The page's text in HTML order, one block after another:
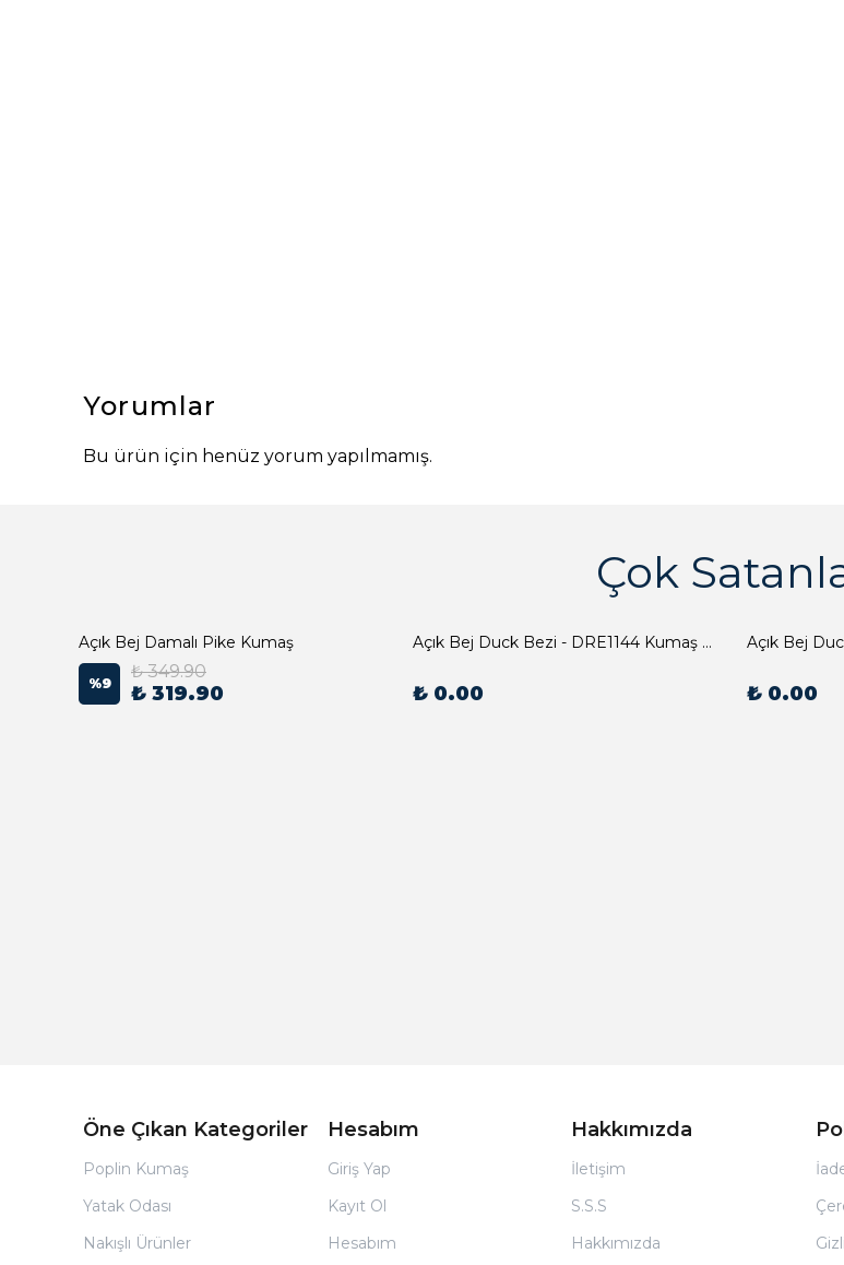
Yorumlar
Bu ürün için henüz yorum yapılmamış.
Çok
Açık Bej Damalı Pike Kumaş
%9
₺ 349.90
₺ 319.90
Açık Bej Duck Bezi - DRE1144 Kumaş Peçete
₺ 0.00
Açık Bej
₺ 0.00
Öne Çıkan Kategoriler
Poplin Kumaş
Yatak Odası
Nakışlı Ürünler
Hesabım
Giriş Yap
Kayıt Ol
Hesabım
Hakkımızda
İletişim
S.S.S
Hakkımızda